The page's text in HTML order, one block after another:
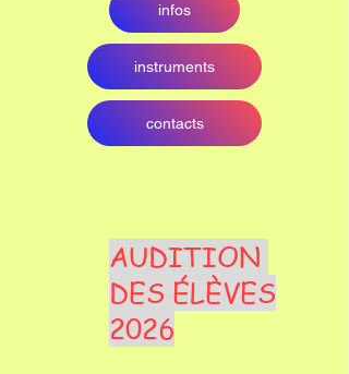
infos
instruments
contacts
AUDITION
DES ÉLÈVES
2026